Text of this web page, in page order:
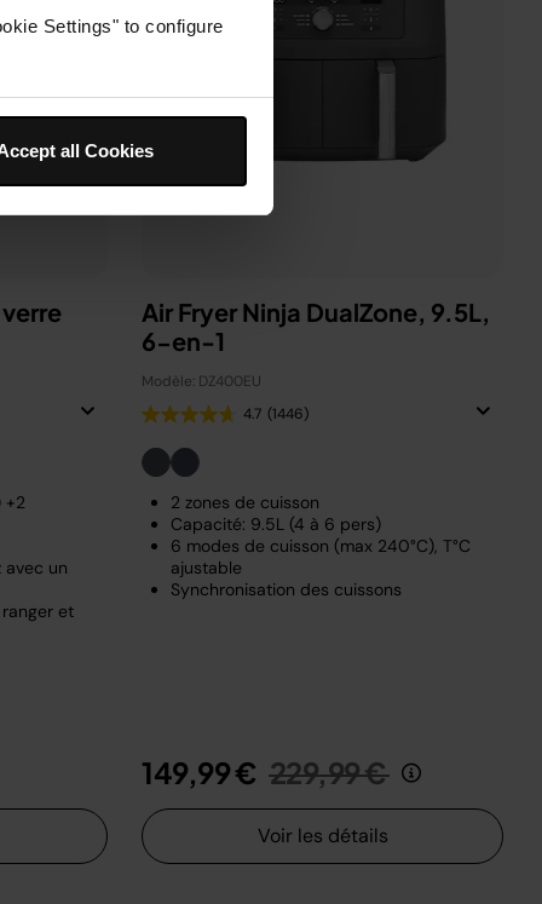
Settings" to configure
all Cookies
+2
avec un
et
Air Fryer Ninja DualZone, 9.5L,
6-en-1
Modèle: DZ400EU
4.7 (1446)
2 zones de cuisson
Capacité: 9.5L (4 à 6 pers)
6 modes de cuisson (max 240°C), T°C
ajustable
Synchronisation des cuissons
149,99 € Prix réduit de
229,99 €au
Voir les détails